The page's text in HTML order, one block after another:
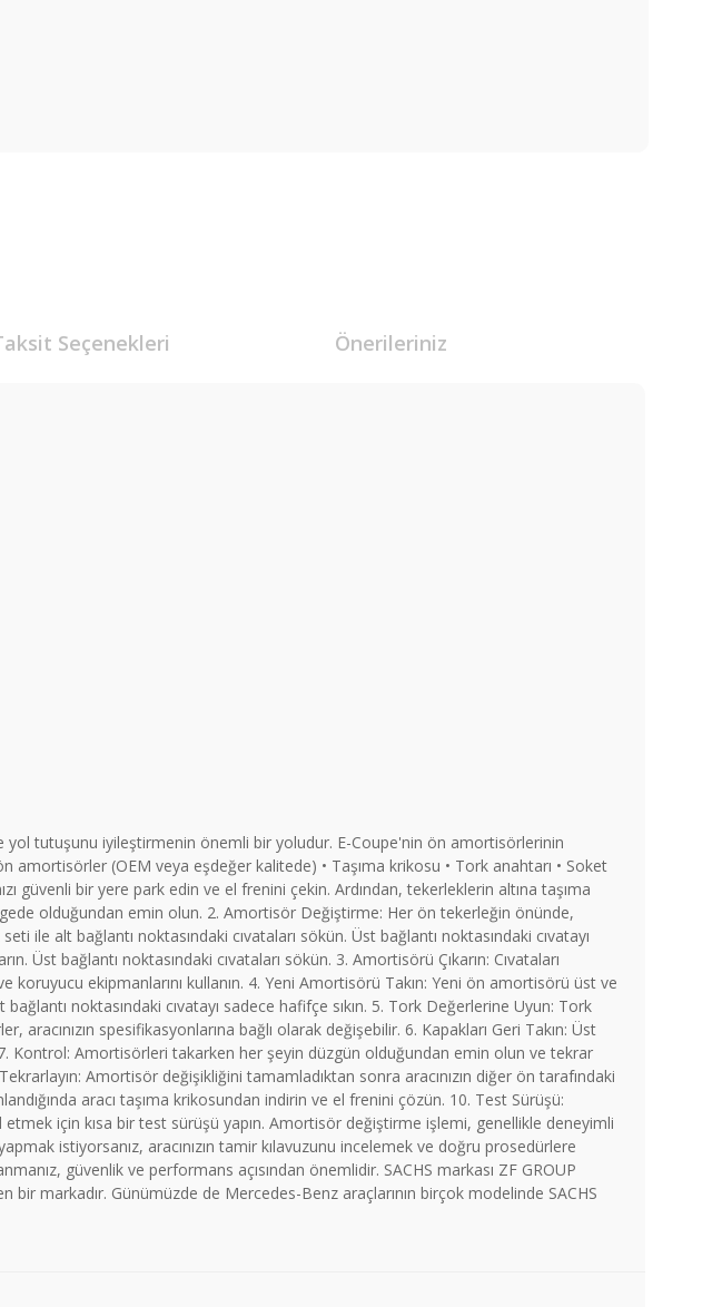
Seçenekleri Önerileriniz
yol tutuşunu iyileştirmenin önemli bir yoludur. E-Coupe'nin ön amortisörlerinin
amortisörler (OEM veya eşdeğer kalitede) • Taşıma krikosu • Tork anahtarı • Soket
güvenli bir yere park edin ve el frenini çekin. Ardından, tekerleklerin altına taşıma
olduğundan emin olun. 2. Amortisör Değiştirme: Her ön tekerleğin önünde,
ile alt bağlantı noktasındaki cıvataları sökün. Üst bağlantı noktasındaki cıvatayı
Üst bağlantı noktasındaki cıvataları sökün. 3. Amortisörü Çıkarın: Cıvataları
koruyucu ekipmanlarını kullanın. 4. Yeni Amortisörü Takın: Yeni ön amortisörü üst ve
noktasındaki cıvatayı sadece hafifçe sıkın. 5. Tork Değerlerine Uyun: Tork
aracınızın spesifikasyonlarına bağlı olarak değişebilir. 6. Kapakları Geri Takın: Üst
7. Kontrol: Amortisörleri takarken her şeyin düzgün olduğundan emin olun ve tekrar
Amortisör değişikliğini tamamladıktan sonra aracınızın diğer ön tarafındaki
aracı taşıma krikosundan indirin ve el frenini çözün. 10. Test Sürüşü:
etmek için kısa bir test sürüşü yapın. Amortisör değiştirme işlemi, genellikle deneyimli
istiyorsanız, aracınızın tamir kılavuzunu incelemek ve doğru prosedürlere
güvenlik ve performans açısından önemlidir. SACHS markası ZF GROUP
markadır. Günümüzde de Mercedes-Benz araçlarının birçok modelinde SACHS